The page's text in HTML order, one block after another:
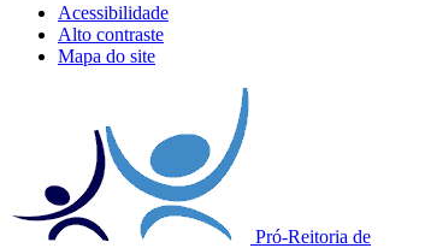
Acessibilidade
Alto contraste
Mapa do site
Pró-Reitoria de